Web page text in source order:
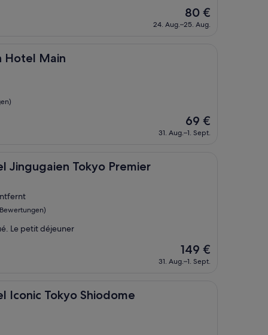
Der
Preis
beträgt
80 €
24. Aug.–25. Aug.
Hotel Main
Der
Preis
beträgt
69 €
31. Aug.–1. Sept.
Jingugaien Tokyo Premier
Tokyo Premier
Le petit déjeuner
Der
Preis
beträgt
149 €
31. Aug.–1. Sept.
Iconic Tokyo Shiodome
Shiodome